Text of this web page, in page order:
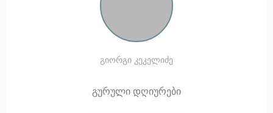
გიორგი კეკელიძე
გურული დღიურები